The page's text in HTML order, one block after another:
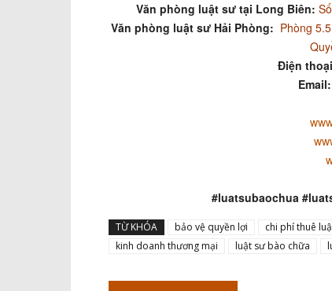
Văn phòng luật sư tại Long Biên:
Văn phòng luật sư Hải Phòng: Phòng
Điện
Email:
#luatsubaochua
TỪ KHÓA bảo vệ quyền lợi chi phí thuê
kinh doanh thương mại
luật sư bào chữa